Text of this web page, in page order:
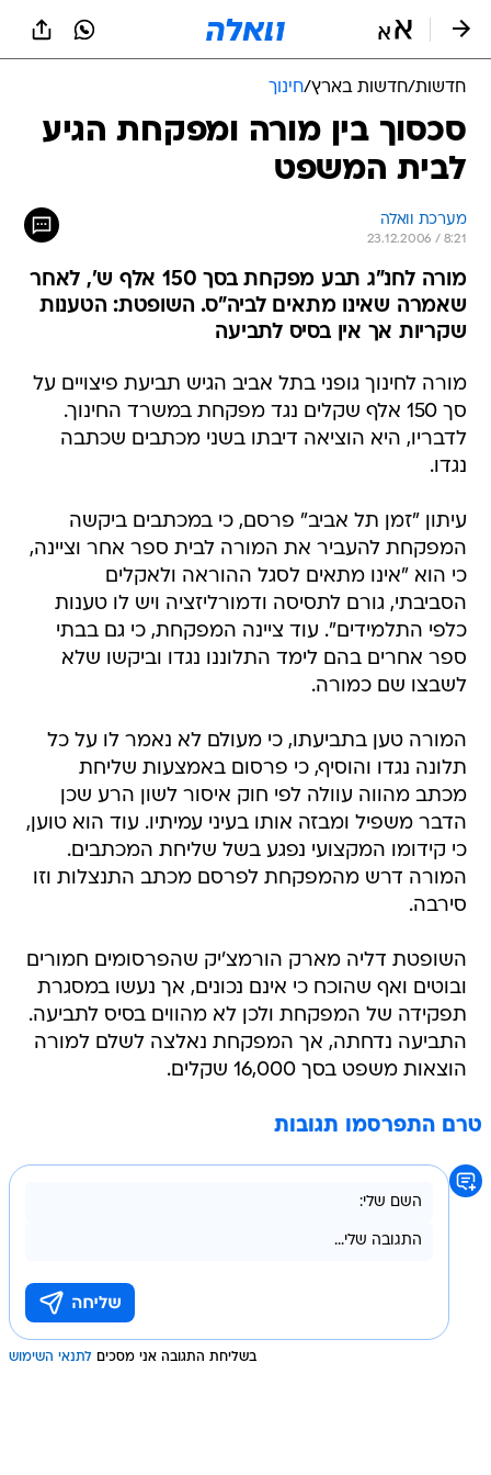
חדשות/חדשות בארץ/חינוך
סכסוך בין מורה ומפקחת הגיע
לבית המשפט
מערכת וואלה
23.12.2006 / 8:21
מורה לחנ"ג תבע מפקחת בסך 150 אלף ש', לאחר
שאמרה שאינו מתאים לביה"ס. השופטת: הטענות
שקריות אך אין בסיס לתביעה
מורה לחינוך גופני בתל אביב הגיש תביעת פיצויים על
סך 150 אלף שקלים נגד מפקחת במשרד החינוך.
לדבריו, היא הוציאה דיבתו בשני מכתבים שכתבה
נגדו.
עיתון "זמן תל אביב" פרסם, כי במכתבים ביקשה
המפקחת להעביר את המורה לבית ספר אחר וציינה,
כי הוא "אינו מתאים לסגל ההוראה ולאקלים
הסביבתי, גורם לתסיסה ודמורליזציה ויש לו טענות
כלפי התלמידים". עוד ציינה המפקחת, כי גם בבתי
ספר אחרים בהם לימד התלוננו נגדו וביקשו שלא
לשבצו שם כמורה.
המורה טען בתביעתו, כי מעולם לא נאמר לו על כל
תלונה נגדו והוסיף, כי פרסום באמצעות שליחת
מכתב מהווה עוולה לפי חוק איסור לשון הרע שכן
הדבר משפיל ומבזה אותו בעיני עמיתיו. עוד הוא טוען,
כי קידומו המקצועי נפגע בשל שליחת המכתבים.
המורה דרש מהמפקחת לפרסם מכתב התנצלות וזו
סירבה.
השופטת דליה מארק הורמצ'יק שהפרסומים חמורים
ובוטים ואף שהוכח כי אינם נכונים, אך נעשו במסגרת
תפקידה של המפקחת ולכן לא מהווים בסיס לתביעה.
התביעה נדחתה, אך המפקחת נאלצה לשלם למורה
הוצאות משפט בסך 16,000 שקלים.
טרם התפרסמו תגובות
בשליחת התגובה אני מסכים לתנאי השימוש